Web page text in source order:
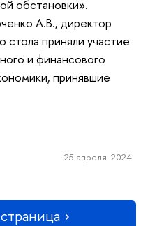
обстановки».
А.В., директор
стола приняли участие
и финансового
принявшие
25 апреля 2024